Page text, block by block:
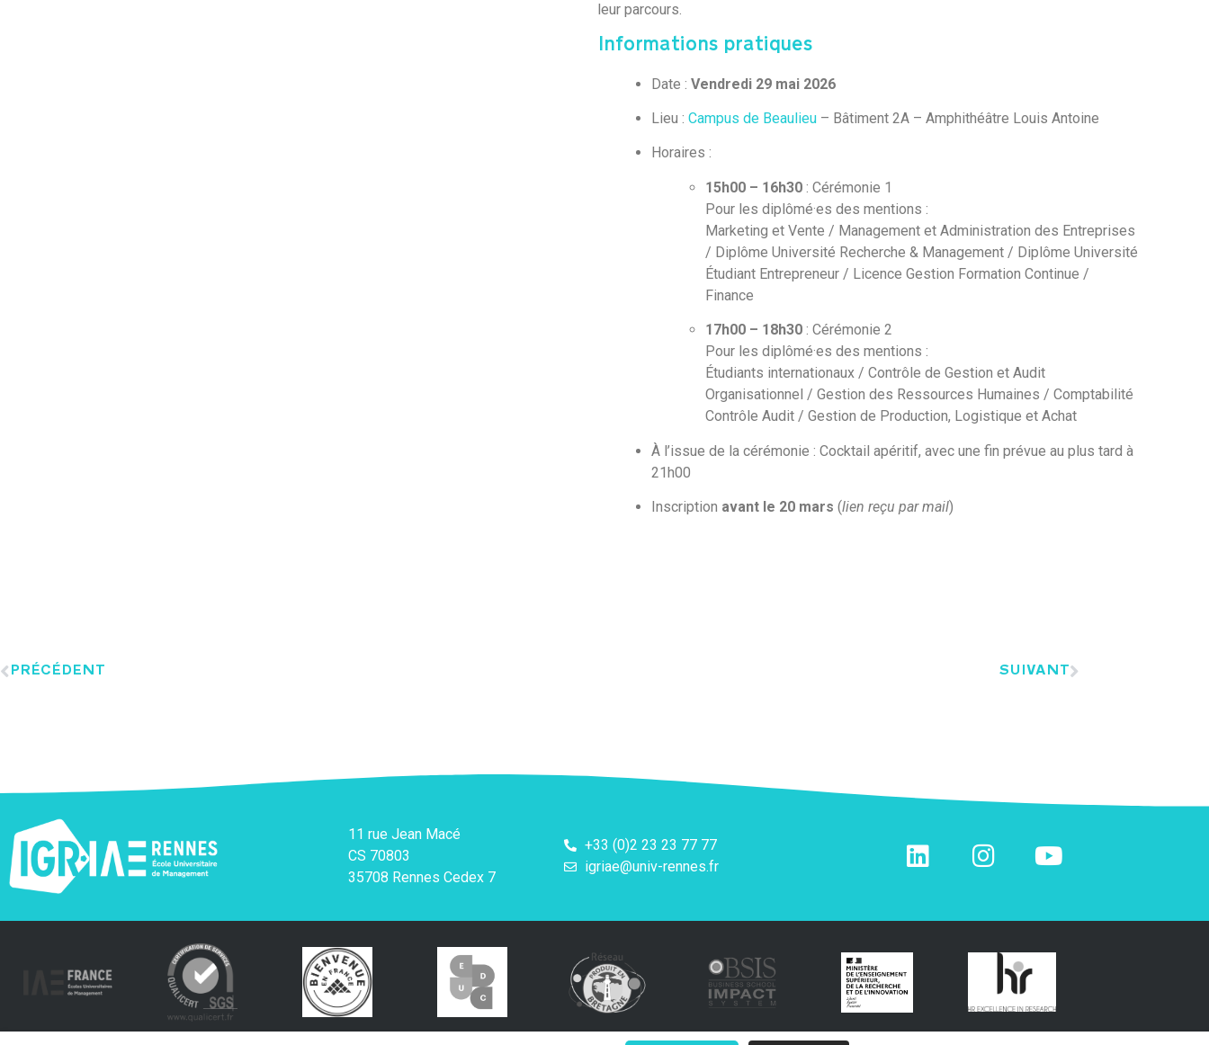
leur parcours.
Informations pratiques
Date : Vendredi 29 mai 2026
Lieu : Campus de Beaulieu – Bâtiment 2A – Amphithéâtre Louis Antoine
Horaires :
15h00 – 16h30 : Cérémonie 1
Pour les diplômé·es des mentions :
Marketing et Vente / Management et Administration des Entreprises
/ Diplôme Université Recherche & Management / Diplôme Université
Étudiant Entrepreneur / Licence Gestion Formation Continue /
Finance
17h00 – 18h30 : Cérémonie 2
Pour les diplômé·es des mentions :
Étudiants internationaux / Contrôle de Gestion et Audit
Organisationnel / Gestion des Ressources Humaines / Comptabilité
Contrôle Audit / Gestion de Production, Logistique et Achat
À l’issue de la cérémonie : Cocktail apéritif, avec une fin prévue au plus tard à
21h00
Inscription avant le 20 mars (lien reçu par mail)
PRÉCÉDENT SUIVANT
11 rue Jean Macé
CS 70803
35708 Rennes Cedex 7
+33 (0)2 23 23 77 77
igriae@univ-rennes.fr